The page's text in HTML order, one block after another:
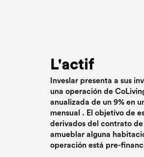
L'actif
Inveslar presenta a sus
una operación de
anualizada de un 9% en
mensual . El objetivo de
derivados del contrato
amueblar alguna
operación está pre-